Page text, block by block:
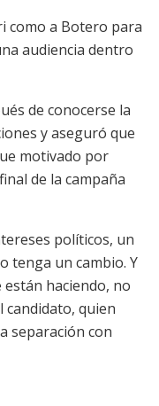
como a Botero para
audiencia dentro
de conocerse la
y aseguró que
motivado por
de la campaña
políticos, un
tenga un cambio. Y
haciendo, no
quien
separación con